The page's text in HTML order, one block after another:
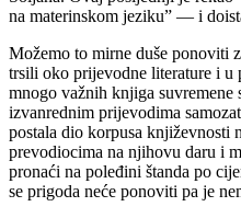
na materinskom jeziku” — i
Možemo to mirne duše ponoviti
trsili oko prijevodne literature i u
mnogo važnih knjiga
izvanrednim prijevodima
postala dio korpusa književnosti
prevodiocima na njihovu daru i
pronaći na poleđini štanda po
se prigoda neće ponoviti pa je